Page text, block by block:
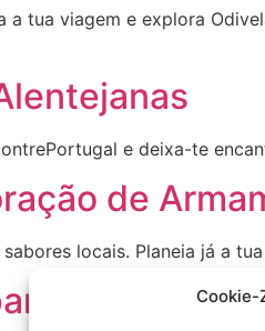
Cookie-
tua viagem e explora
e deixa-te
de
locais. Planeia já a
os Amantes